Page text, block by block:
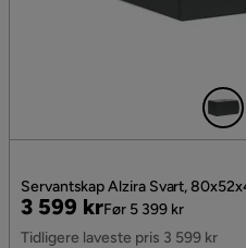
Servantskap Alzira Svart,
Pris
3 599 kr
Original
Pris
Før 5 399 kr
Tidligere laveste pris 3 599 kr